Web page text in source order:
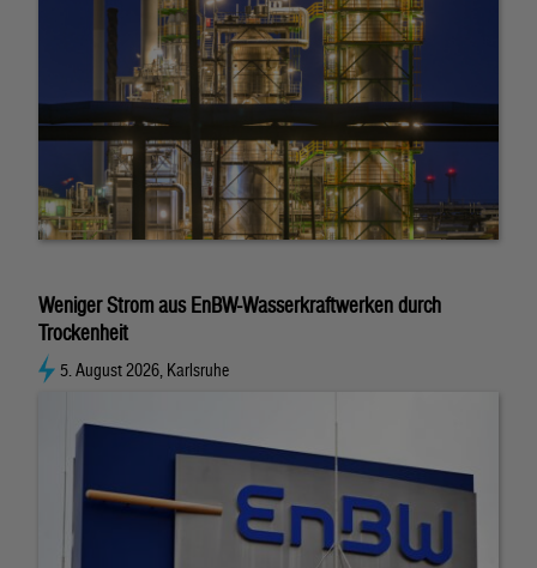
Weniger Strom aus EnBW-Wasserkraftwerken durch
Trockenheit
5. August 2026, Karlsruhe